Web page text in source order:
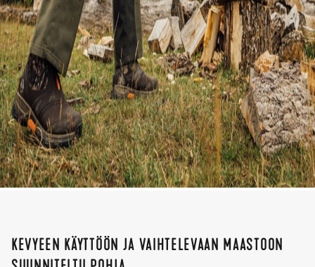
KEVYEEN KÄYTTÖÖN JA VAIHTELEVAAN MAASTOON